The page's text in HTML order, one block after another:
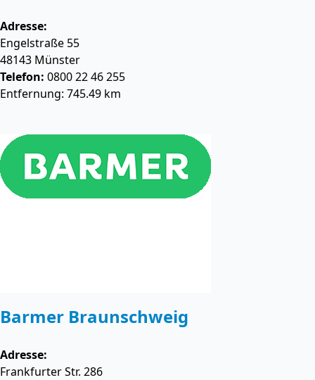
Adresse:
Engelstraße 55
48143 Münster
Telefon: 0800 22 46 255
Entfernung: 745.49 km
Barmer Braunschweig
Adresse:
Frankfurter Str. 286